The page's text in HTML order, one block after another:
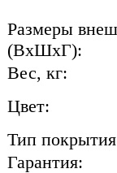
Размеры
(ВхШхГ):
Вес, кг:
Цвет:
Тип
Гарантия: